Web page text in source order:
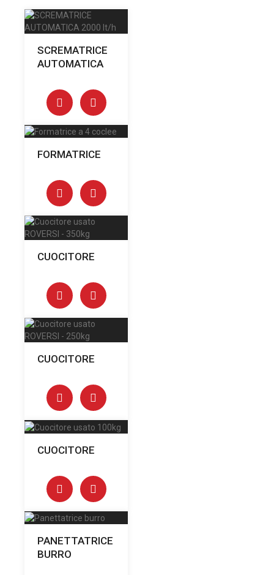
SCREMATRICE
AUTOMATICA
FORMATRICE
CUOCITORE
CUOCITORE
CUOCITORE
PANETTATRICE
BURRO